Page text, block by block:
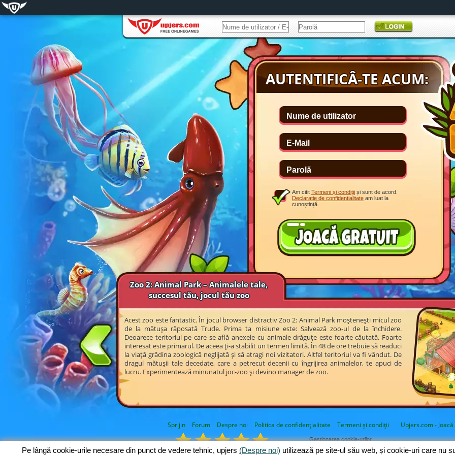
Sprijin Forum Despre noi Politica de confidențialitate Termeni și condiții Upjers.com -
Gestionarea cookie-urilor
Zoo 2: Animal Park – Animalele tale,
succesul tău, jocul tău zoo
Acest zoo este fantastic. În jocul browser distractiv Zoo 2: Animal Park moștenești micul zoo
de la mătușa răposată Trude. Prima ta misiune este: Salvează zoo-ul de la închidere.
Deoarece teritoriul pe care se află anexele cu animale drăguțe este foarte căutată. Foarte
interesat este primarul. De aceea ți-a stabilit un termen limită. În 48 de ore trebuie să readuci
la viață grădina zoologică neglijată și să atragi noi vizitatori. Altfel teritoriul va fi vândut. De
dragul mătușii tale decedate, care a petrecut decenii cu îngrijirea animalelor, te apuci de
lucru. Experimentează minunatul joc-zoo și devino manager de zoo.
Am citit Termeni și condiții și sunt de acord.
Declaratie de confidentialitate am luat la
cunoștință.
Pe lângă cookie-urile necesare din punct de vedere tehnic, upjers (Despre noi) utilizează pe site-ul său web, și cookie-uri care nu